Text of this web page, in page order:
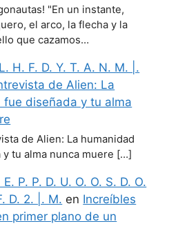
"En un instante,
el arco, la flecha y la
que cazamos…
H. F. D. Y. T. A. N. M. |.
de Alien: La
fue diseñada y tu alma
de Alien: La humanidad
y tu alma nunca muere […]
P. P. D. U. O. O. S. D. O.
D. 2. |. M. en Increíbles
primer plano de un